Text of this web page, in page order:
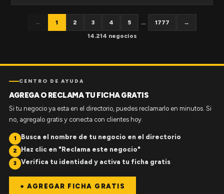
← 1 2 3 4 5 ... 1777
→
14.214 negocios
CENTRO DE AYUDA
AGREGA O RECLAMA TU FICHA GRATIS
Si tu negocio ya esta en el directorio, puedes reclamarlo en minutos. Si
no, agregalo gratis y conecta con clientes hoy.
1 Busca el nombre de tu negocio en el directorio
2 Haz clic en "Reclama este negocio"
3 Verifica tu identidad y activa tu ficha gratis
+ AGREGAR FICHA GRATIS